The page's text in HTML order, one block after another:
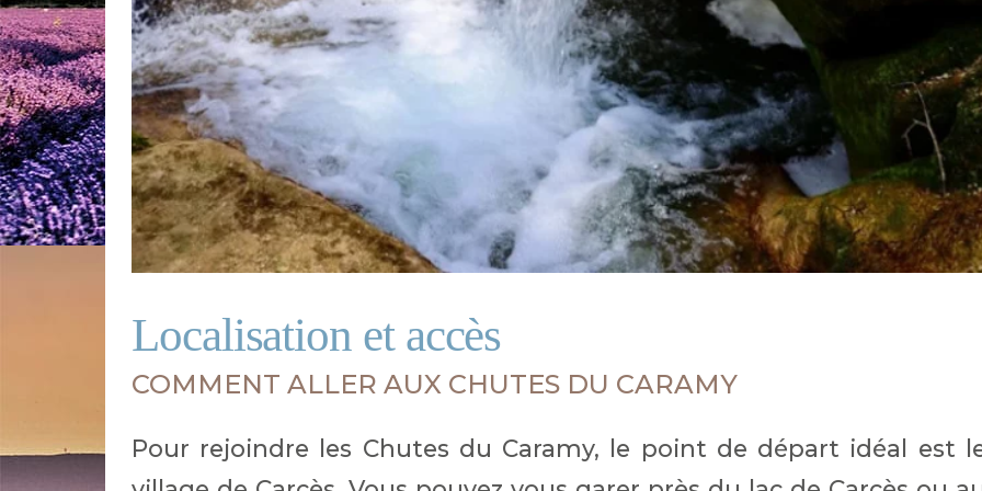
Localisation et accès
COMMENT ALLER AUX CHUTES DU CARAMY
Pour rejoindre les Chutes du Caramy, le point de départ idéal est